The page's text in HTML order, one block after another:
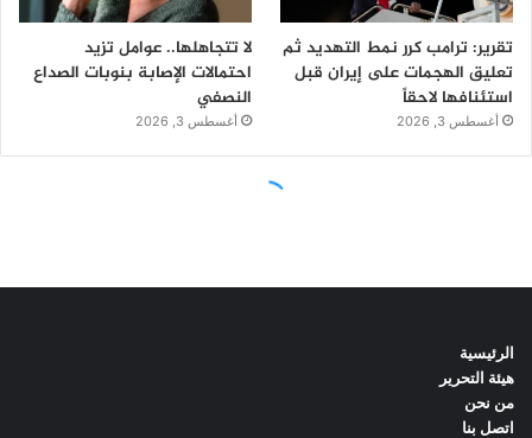
الرئيسية
هيئة التحرير
من نحن
اتصل بنا